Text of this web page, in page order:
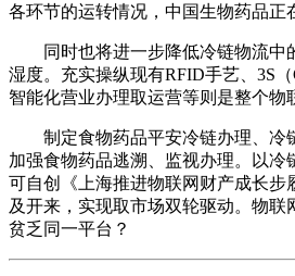
各环节的运转情况，中国生物药品正
同时也将进一步降低冷链物流中的
湿度。充实操纵现有RFID手艺、3S
智能化营业办理取运营等则是整个物
制定食物药品平安冷链办理、冷链
加强食物药品逃溯、监视办理。以
可自创《上海推进物联网财产成长步
及开来，实现取市场双轮驱动。物
贫乏同一平台？